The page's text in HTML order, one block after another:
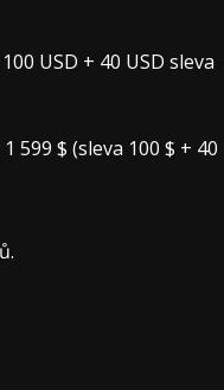
USD + 40 USD sleva
599 $ (sleva 100 $ + 40